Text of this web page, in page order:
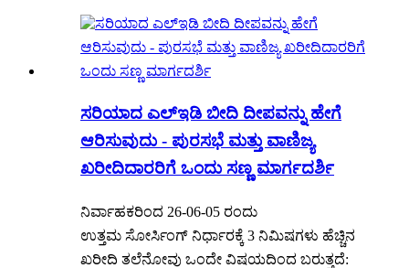
ಸರಿಯಾದ ಎಲ್ಇಡಿ ಬೀದಿ ದೀಪವನ್ನು ಹೇಗೆ
ಆರಿಸುವುದು - ಪುರಸಭೆ ಮತ್ತು ವಾಣಿಜ್ಯ
ಖರೀದಿದಾರರಿಗೆ ಒಂದು ಸಣ್ಣ ಮಾರ್ಗದರ್ಶಿ
ನಿರ್ವಾಹಕರಿಂದ 26-06-05 ರಂದು
ಉತ್ತಮ ಸೋರ್ಸಿಂಗ್ ನಿರ್ಧಾರಕ್ಕೆ 3 ನಿಮಿಷಗಳು ಹೆಚ್ಚಿನ
ಖರೀದಿ ತಲೆನೋವು ಒಂದೇ ವಿಷಯದಿಂದ ಬರುತ್ತದೆ: